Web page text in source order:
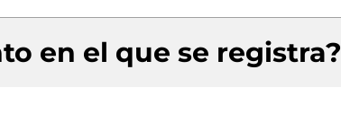
en el que se registra?